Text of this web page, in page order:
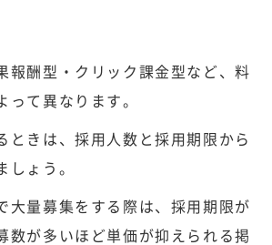
報酬型・クリック課金型など、料
って異なります。
ときは、採用人数と採用期限から
しょう。
大量募集をする際は、採用期限が
数が多いほど単価が抑えられる掲